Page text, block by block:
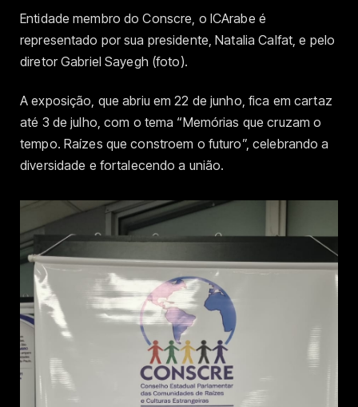
Entidade membro do Conscre, o ICArabe é
representado por sua presidente, Natalia Calfat, e pelo
diretor Gabriel Sayegh (foto).
A exposição, que abriu em 22 de junho, fica em cartaz
até 3 de julho, com o tema “Memórias que cruzam o
tempo. Raízes que constroem o futuro”, celebrando a
diversidade e fortalecendo a união.